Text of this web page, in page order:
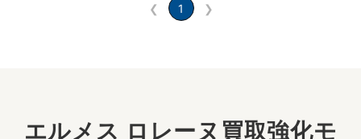
❮ 1 ❯
エルメス ロレーヌ買取強化モ